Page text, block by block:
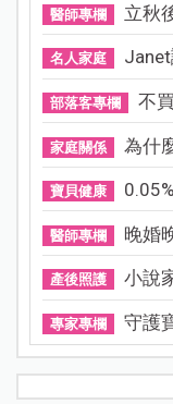
醫師專欄 立秋
名人家庭
部落客專欄 不
家庭關係 為什
寶貝健康
醫師專欄 晚婚
產後照護 小說
專家專欄 守護